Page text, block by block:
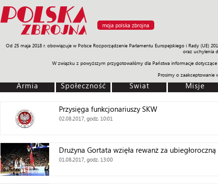
moja polska zbrojna
Od 25 maja 2018 r. obowiązuje w Polsce Rozporządzenie Parlamentu Europejskiego i Rady
oraz uchylenia
W związku z powyższym przygotowaliśmy dla Państwa informacje
Prosimy o
Armia Poligon Sprzęt Misje Polityka Prawo Świat
Armia Społeczność Świat Misje
Przysięga funkcjonariuszy SKW
02.08.2017, godz. 10:01
Drużyna Gortata wzięła rewanż za
01.08.2017, godz. 13:00